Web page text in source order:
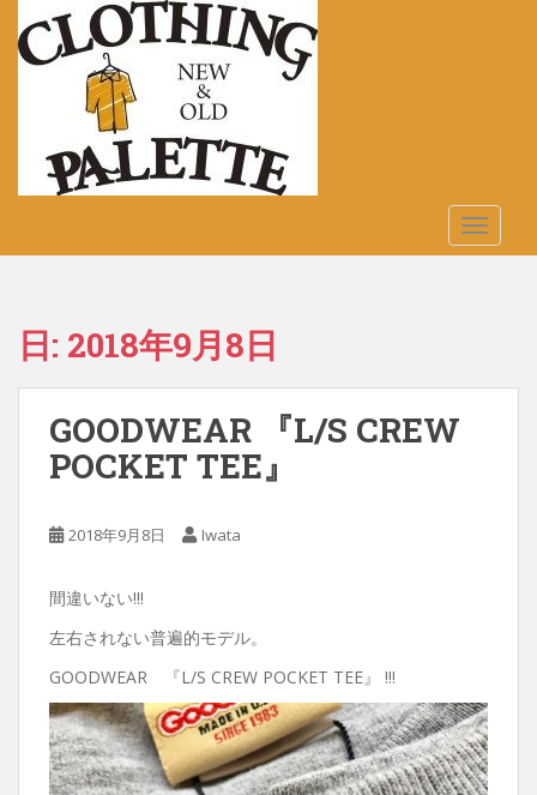
n
日: 2018年9月8日
GOODWEAR 『L/S CREW
POCKET TEE』
2018年9月8日 Iwata
間違いない!!!
左右されない普遍的モデル。
GOODWEAR 『L/S CREW POCKET TEE』 !!!